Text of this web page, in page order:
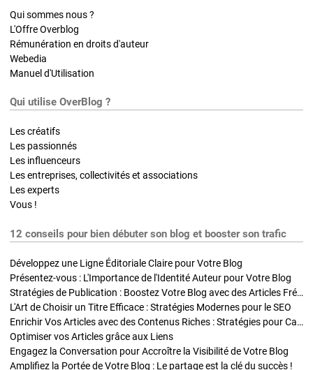
Qui sommes nous ?
L'Offre Overblog
Rémunération en droits d'auteur
Webedia
Manuel d'Utilisation
Qui utilise OverBlog ?
Les créatifs
Les passionnés
Les influenceurs
Les entreprises, collectivités et associations
Les experts
Vous !
12 conseils pour bien débuter son blog et booster son trafic
Développez une Ligne Éditoriale Claire pour Votre Blog
Présentez-vous : L'Importance de l'Identité Auteur pour Votre Blog
Stratégies de Publication : Boostez Votre Blog avec des Articles Fréquents et Exclusifs
L'Art de Choisir un Titre Efficace : Stratégies Modernes pour le SEO
Enrichir Vos Articles avec des Contenus Riches : Stratégies pour Captiver et Optimiser
Optimiser vos Articles grâce aux Liens
Engagez la Conversation pour Accroître la Visibilité de Votre Blog
Amplifiez la Portée de Votre Blog : Le partage est la clé du succès !